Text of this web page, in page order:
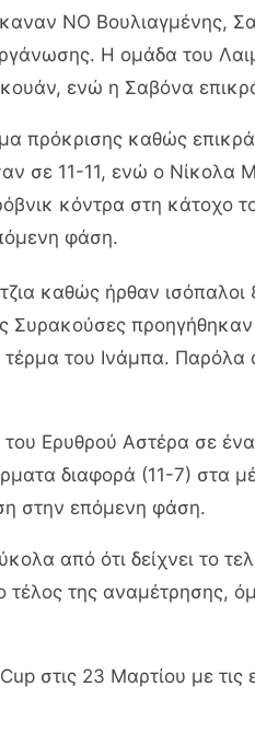
ΝΟ Βουλιαγμένης,
Η ομάδα του
ενώ η Σαβόνα
πρόκρισης καθώς
σε 11-11, ενώ ο
κόντρα στη κάτοχο
φάση.
καθώς ήρθαν ισόπαλοι
Συρακούσες
του Ινάμπα. Παρόλα
Ερυθρού Αστέρα σε ένα
διαφορά (11-7) στα
στην επόμενη φάση.
από ότι δείχνει το
της αναμέτρησης,
στις 23 Μαρτίου με